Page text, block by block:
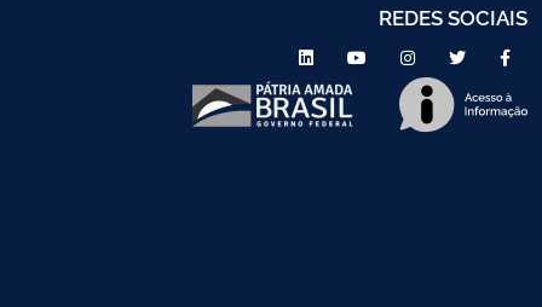
REDES SOCIAIS